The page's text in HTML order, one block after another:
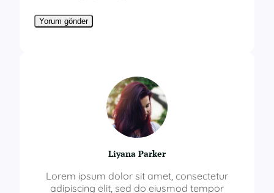
Liyana Parker
Lorem ipsum dolor sit amet, consectetur
adipiscing elit, sed do eiusmod tempor